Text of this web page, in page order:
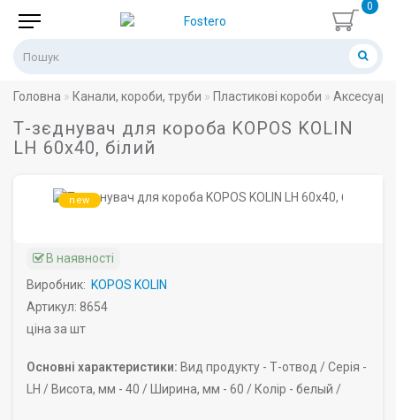
0
Головна Канали, короби, труби Пластикові короби
Т-зєднувач для короба KOPOS KOLIN
LH 60х40, білий
new
В наявності
Виробник: KOPOS KOLIN
Артикул: 8654
ціна за шт
Основні характеристики: Вид продукту - Т-отвод /Серія -
LH / Висота, мм - 40 / Ширина, мм - 60 / Колір - белый /